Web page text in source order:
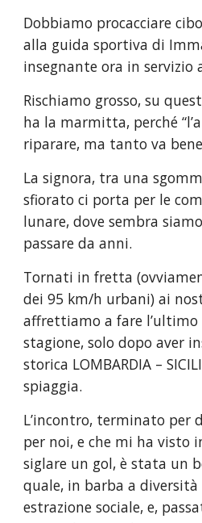
Dobbiamo procacciare
alla guida sportiva di
insegnante ora in servizio
Rischiamo grosso, su
ha la marmitta, perché
riparare, ma tanto va bene
La signora, tra una
sfiorato ci porta per le
lunare, dove sembra
passare da anni.
Tornati in fretta
dei 95 km/h urbani) ai
affrettiamo a fare l’ultimo
stagione, solo dopo aver
storica LOMBARDIA –
spiaggia.
L’incontro, terminato per
per noi, e che mi ha visto
siglare un gol, è stata un
quale, in barba a diversità
estrazione sociale, e,